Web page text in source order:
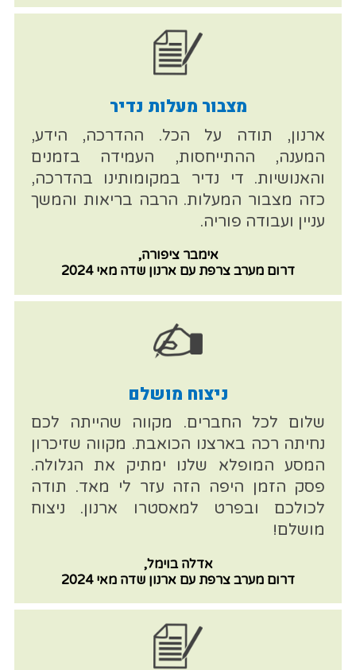
מצבור מעלות נדיר
ארנון, תודה על הכל. ההדרכה, הידע,
המענה, ההתייחסות, העמידה בזמנים
והאנושיות. די נדיר במקומותינו בהדרכה,
כזה מצבור המעלות. הרבה בריאות והמשך
עניין ועבודה פוריה.
אימבר ציפורה,
דרום מערב צרפת עם ארנון שדה מאי 2024
ניצוח מושלם
שלום לכל החברים. מקווה שהייתה לכם
נחיתה רכה בארצנו הכואבת. מקווה שזיכרון
המסע המופלא שלנו ימתיק את הגלולה.
פסק הזמן היפה הזה עזר לי מאד. תודה
לכולכם ובפרט למאסטרו ארנון. ניצוח
מושלם!
אדלה בוימל,
דרום מערב צרפת עם ארנון שדה מאי 2024